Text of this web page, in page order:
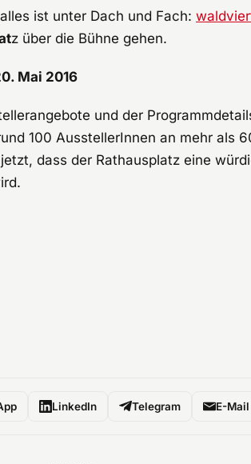
ist unter Dach und Fach:
z über die Bühne gehen.
Mai 2016
und der
100 AusstellerInnen an mehr als
dass der Rathausplatz eine
LinkedIn Telegram E-Mail